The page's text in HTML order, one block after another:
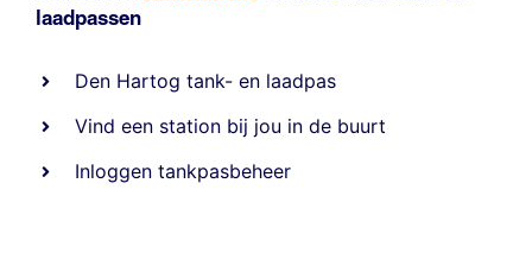
laadpassen
Den Hartog tank- en laadpas
Vind een station bij jou in de buurt
Inloggen tankpasbeheer